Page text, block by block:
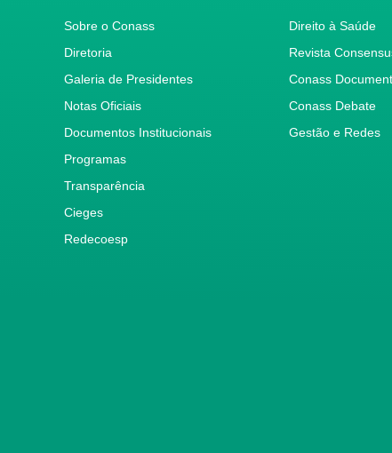
Sobre o Conass
Diretoria
Galeria de Presidentes
Notas Oficiais
Documentos Institucionais
Programas
Transparência
Cieges
Redecoesp
Direito à Saúde
Revista
Conass
Conass Debate
Gestão e Redes